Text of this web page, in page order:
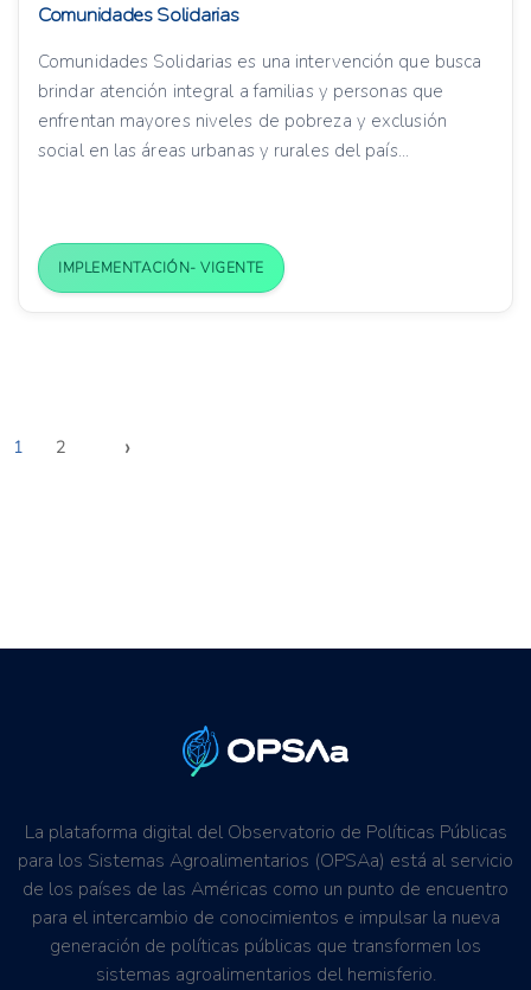
Comunidades Solidarias
Comunidades Solidarias es una intervención que busca
brindar atención integral a familias y personas que
enfrentan mayores niveles de pobreza y exclusión
social en las áreas urbanas y rurales del país...
IMPLEMENTACIÓN- VIGENTE
1 2 ›
La plataforma digital del Observatorio de Políticas Públicas
para los Sistemas Agroalimentarios (OPSAa) está al servicio
de los países de las Américas como un punto de encuentro
para el intercambio de conocimientos e impulsar la nueva
generación de políticas públicas que transformen los
sistemas agroalimentarios del hemisferio.